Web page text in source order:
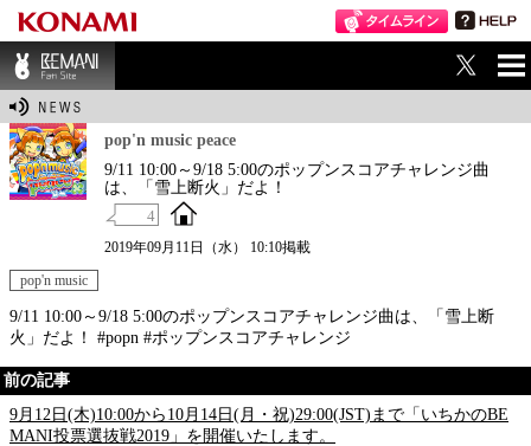
BEMANI Fan Sit
pop'n music peace
9/11 10:00～9/18 5:00のポップンスコアチャレンジ曲
は、「雪上断火」だよ！
4
2019年09月11日（水） 10:10掲載
pop'n music
9/11 10:00～9/18 5:00のポップンスコアチャレンジ曲は、「雪上断
火」だよ！ #popn #ポップンスコアチャレンジ
前の記事
9月12日(木)10:00から10月14日(月・祝)29:00(JST)まで「いちかのBE
MANI投票選抜戦2019」を開催いたします。